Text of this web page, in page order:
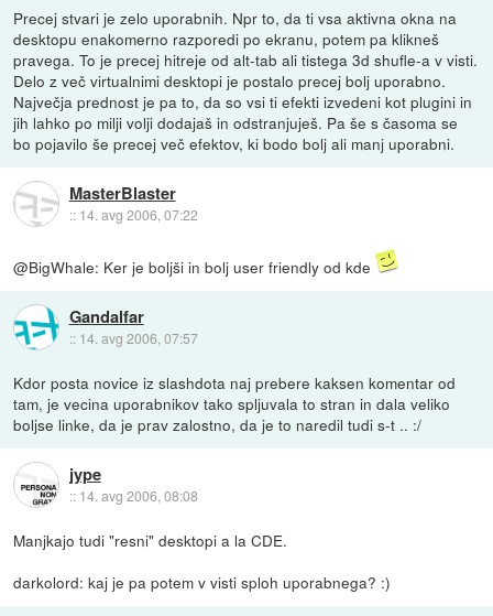
Precej stvari je zelo uporabnih. Npr to, da ti vsa aktivna okna na
desktopu enakomerno razporedi po ekranu, potem pa klikneš
pravega. To je precej hitreje od alt-tab ali tistega 3d shufle-a v visti.
Delo z več virtualnimi desktopi je postalo precej bolj uporabno.
Največja prednost je pa to, da so vsi ti efekti izvedeni kot plugini in
jih lahko po milji volji dodajaš in odstranjuješ. Pa še s časoma se
bo pojavilo še precej več efektov, ki bodo bolj ali manj uporabni.
MasterBlaster
:: 14. avg 2006, 07:22
@BigWhale: Ker je boljši in bolj user friendly od kde
Gandalfar
:: 14. avg 2006, 07:57
Kdor posta novice iz slashdota naj prebere kaksen komentar od
tam, je vecina uporabnikov tako spljuvala to stran in dala veliko
boljse linke, da je prav zalostno, da je to naredil tudi s-t .. :/
jype
:: 14. avg 2006, 08:08
Manjkajo tudi "resni" desktopi a la CDE.
darkolord: kaj je pa potem v visti sploh uporabnega? :)